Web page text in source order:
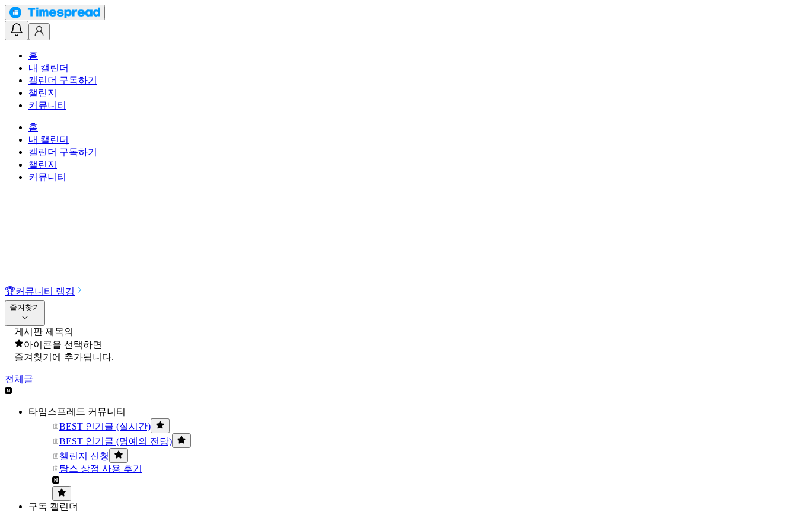
홈
내 캘린더
캘린더 구독하기
챌린지
커뮤니티
홈
내 캘린더
캘린더 구독하기
챌린지
커뮤니티
🏆커뮤니티 랭킹
즐겨찾기
게시판 제목의
아이콘을 선택하면
즐겨찾기에 추가됩니다.
전체글
타임스프레드 커뮤니티
BEST 인기글 (실시간)
BEST 인기글 (명예의 전당)
챌린지 신청
탐스 상점 사용 후기
구독 캘린더